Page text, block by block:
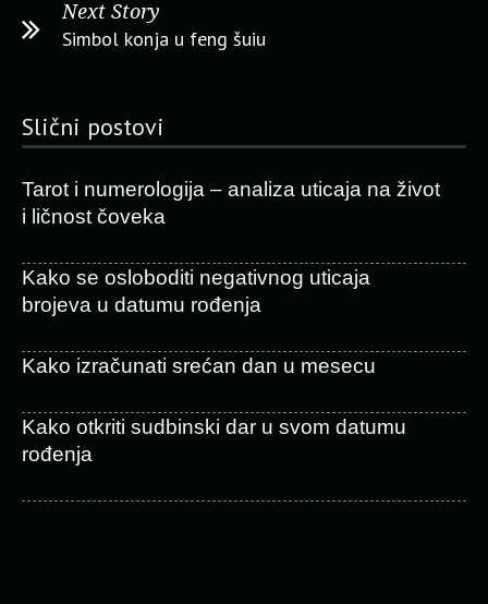
Next Story
Simbol konja u feng šuiu
Slični postovi
Tarot i numerologija – analiza uticaja na život
i ličnost čoveka
Kako se osloboditi negativnog uticaja
brojeva u datumu rođenja
Kako izračunati srećan dan u mesecu
Kako otkriti sudbinski dar u svom datumu
rođenja